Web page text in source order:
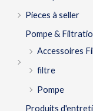
Pieces à seller
Pompe &
Accessoires
filtre
Pompe
Produits